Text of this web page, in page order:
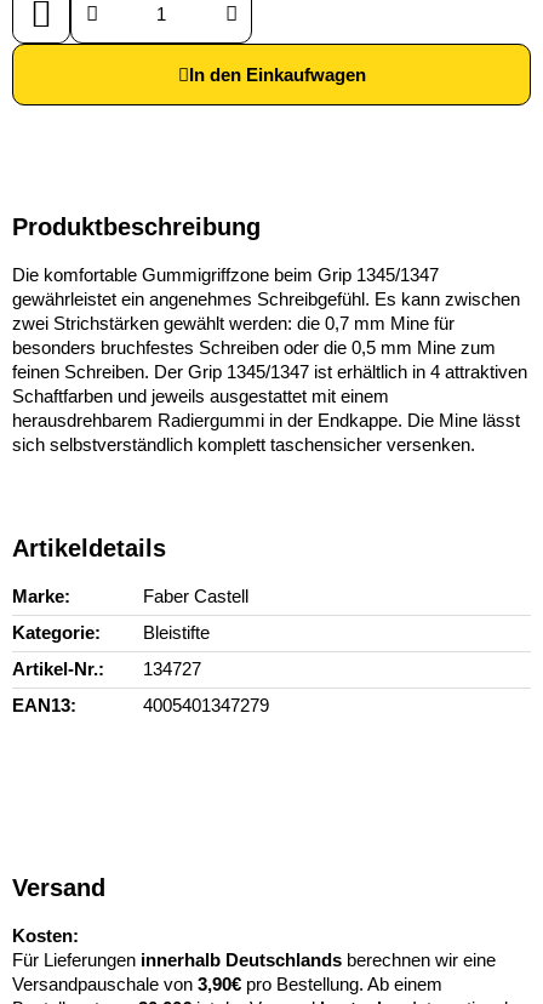
In den Einkaufwagen
Produktbeschreibung
Die komfortable Gummigriffzone beim Grip 1345/1347
gewährleistet ein angenehmes Schreibgefühl. Es kann zwischen
zwei Strichstärken gewählt werden: die 0,7 mm Mine für
besonders bruchfestes Schreiben oder die 0,5 mm Mine zum
feinen Schreiben. Der Grip 1345/1347 ist erhältlich in 4 attraktiven
Schaftfarben und jeweils ausgestattet mit einem
herausdrehbarem Radiergummi in der Endkappe. Die Mine lässt
sich selbstverständlich komplett taschensicher versenken.
Artikeldetails
Marke
Faber Castell
Kategorie
Bleistifte
Artikel-Nr.
134727
EAN13
4005401347279
Versand
Kosten:
Für Lieferungen innerhalb Deutschlands berechnen wir eine
Versandpauschale von 3,90€ pro Bestellung. Ab einem